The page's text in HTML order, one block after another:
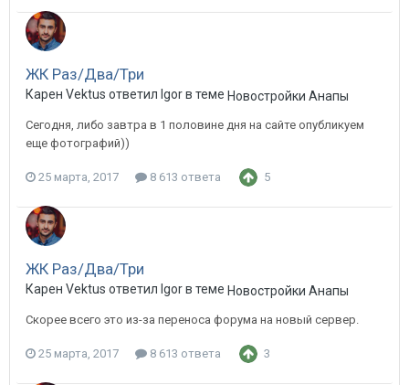
ЖК Раз/Два/Три
Карен Vektus ответил Igor в теме Новостройки Анапы
Сегодня, либо завтра в 1 половине дня на сайте опубликуем
еще фотографий))
25 марта, 2017 8 613 ответа 5
ЖК Раз/Два/Три
Карен Vektus ответил Igor в теме Новостройки Анапы
Скорее всего это из-за переноса форума на новый сервер.
25 марта, 2017 8 613 ответа 3